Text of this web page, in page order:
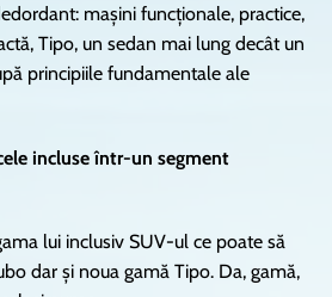
mașini funcționale, practice,
Tipo, un sedan mai lung decât un
principiile fundamentale ale
incluse într-un segment
lui inclusiv SUV-ul ce poate să
dar și noua gamă Tipo. Da, gamă,